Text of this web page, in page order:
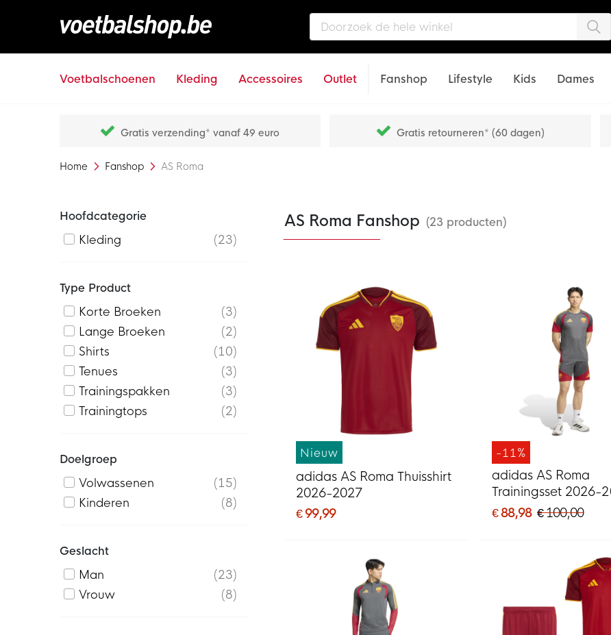
Voetbalschoenen Kleding Accessoires Outlet Fanshop Lifestyle Kids Dames
Gratis verzending* vanaf 49 euro Gratis retourneren* (60 dagen)
Home Fanshop AS Roma
AS Roma Fanshop (23 producten)
Nieuw
adidas AS Roma Thuisshirt
2026-2027
€ 99,99
-11%
adidas AS Roma
Trainingsset 2026-
Donkergrijs Rood
€ 88,98 € 100,00
Hoofdcategorie
Kleding
23
Type Product
Korte Broeken
3
Lange Broeken
2
Shirts
10
Tenues
3
Trainingspakken
3
Trainingtops
2
Doelgroep
Volwassenen
15
Kinderen
8
Geslacht
Man
23
Vrouw
8